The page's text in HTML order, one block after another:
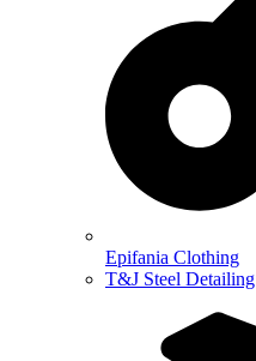
Epifania Clothing
T&J Steel Detailing